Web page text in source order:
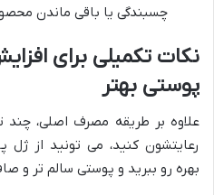
چسبندگی یا باقی ماندن
نکات تکمیلی برای
پوستی بهتر
علاوه بر طریقه مصرف اصلی،
رعایتشون کنید، می تونید از ژل
بهره رو ببرید و پوستی سالم تر و